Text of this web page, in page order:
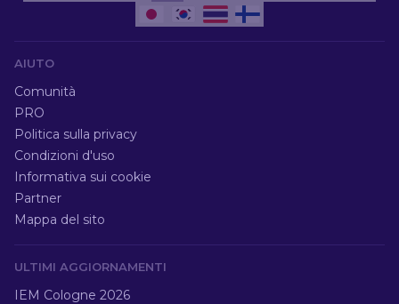
AIUTO
Comunità
PRO
Politica sulla privacy
Condizioni d'uso
Informativa sui cookie
Partner
Mappa del sito
ULTIMI AGGIORNAMENTI
IEM Cologne 2026